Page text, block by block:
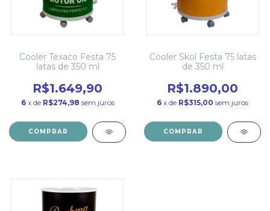
Cooler Texaco Festa 75
latas de 350 ml
R$1.649,90
6 x de R$274,98 sem juros
Cooler Skol Festa 75 latas
de 350 ml
R$1.890,00
6 x de R$315,00 sem juros